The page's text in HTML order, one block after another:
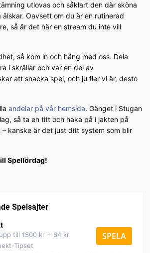
utlovas och såklart den där sköna
Oavsett om du är en rutinerad
så är det här en stream du inte vill
så kom in och häng med oss. Dela
i skrällar och var en del av
att snacka spel, och ju fler vi är, desto
andelar på vår hemsida. Gänget i Stugan
så ta en titt och haka på i jakten på
– kanske är det just ditt system som blir
Spellördag!
Spelsajter
till 1500 kr + 64 kr
Tipset
SPELA